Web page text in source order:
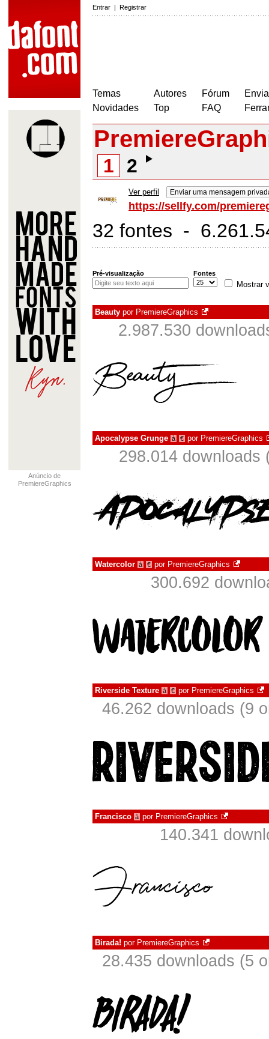
Entrar | Registrar
Temas
Novidades
Autores
Top
Fórum
FAQ
Anúncio de
PremiereGraphics
1 2
Ver perfil Enviar uma mensagem
https://sellfy.com/
32 fontes -
Pré-visualização Fontes
Mostrar
Beauty por PremiereGraphics
2.987.530
Apocalypse Grunge à € por PremiereGraphics
298.014 downloads
Watercolor à € por PremiereGraphics
300.692
Riverside Texture à € por PremiereGraphics
46.262 downloads (9
Francisco à por PremiereGraphics
140.341
Birada! por PremiereGraphics
28.435 downloads (5